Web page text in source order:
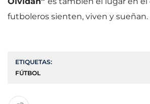
futboleros sienten, viven y
ETIQUETAS:
FÚTBOL